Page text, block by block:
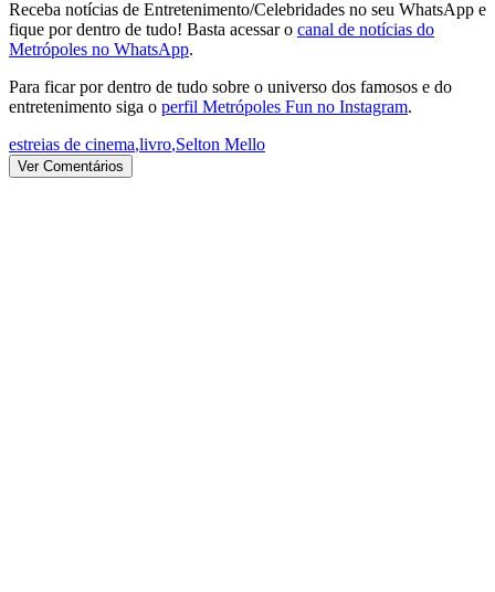
Receba notícias de Entretenimento/Celebridades no seu WhatsApp e
fique por dentro de tudo! Basta acessar o canal de notícias do
Metrópoles no WhatsApp.
Para ficar por dentro de tudo sobre o universo dos famosos e do
entretenimento siga o perfil Metrópoles Fun no Instagram.
estreias de cinema,livro,Selton Mello
Ver Comentários